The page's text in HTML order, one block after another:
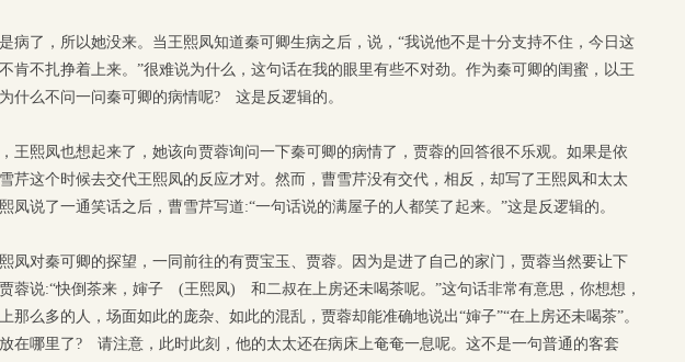
病了，所以她没来。当王熙凤知道秦可卿生病之后，说，“我说他不是十分支持不住，今日这
肯不扎挣着上来。”很难说为什么，这句话在我的眼里有些不对劲。作为秦可卿的闺蜜，以王
什么不问一问秦可卿的病情呢? 这是反逻辑的。
王熙凤也想起来了，她该向贾蓉询问一下秦可卿的病情了，贾蓉的回答很不乐观。如果是依
芹这个时候去交代王熙凤的反应才对。然而，曹雪芹没有交代，相反，却写了王熙凤和太太
凤说了一通笑话之后，曹雪芹写道:“一句话说的满屋子的人都笑了起来。”这是反逻辑的。
凤对秦可卿的探望，一同前往的有贾宝玉、贾蓉。因为是进了自己的家门，贾蓉当然要让下
蓉说:“快倒茶来，婶子 (王熙凤) 和二叔在上房还未喝茶呢。”这句话非常有意思，你想想，
那么多的人，场面如此的庞杂、如此的混乱，贾蓉却能准确地说出“婶子”“在上房还未喝茶”。
在哪里了? 请注意，此时此刻，他的太太还在病床上奄奄一息呢。这不是一句普通的客套